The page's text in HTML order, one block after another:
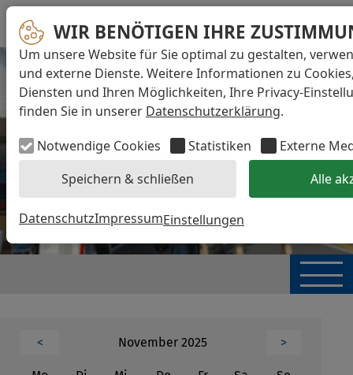
WIR BENÖTIGEN IHRE
Um unsere Website für Sie optimal zu gestalten,
und externe Dienste. Weitere Informationen zu
Diensten und Ihren Möglichkeiten, Ihre Privacy-
finden Sie in unserer Datenschutzerklärung.
Notwendige Cookies
Statistiken
Externe
Speichern & schließen
Alle
DatenschutzImpressumEinstellungen
< November 2025 >